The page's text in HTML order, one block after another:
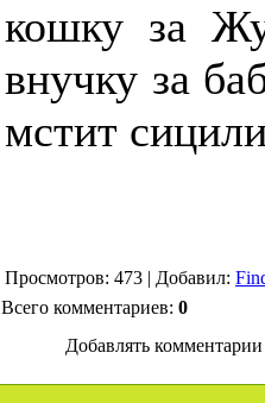
кошку за
внучку за
мстит
Просмотров: 473 | Добавил:
Всего комментариев: 0
Добавлять